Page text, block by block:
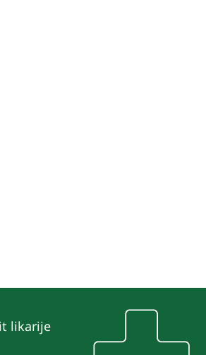
likarije